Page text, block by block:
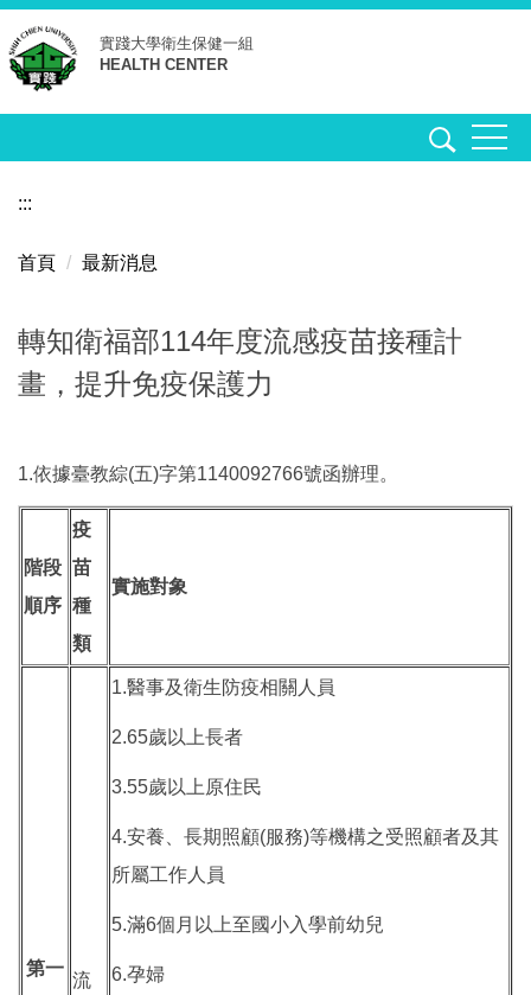
跳
到
主
要
區
實踐大學衛生保健一組
HEALTH CENTER
:::
首頁 最新消息
轉知衛福部114年度流感疫苗接種計
畫，提升免疫保護力
1.依據臺教綜(五)字第1140092766號函辦理。
階段
順序
疫
苗
種
類
實施對象
第一
流
1.醫事及衛生防疫相關人員
2.65歲以上長者
3.55歲以上原住民
4.安養、長期照顧(服務)等機構之受照顧者及其
所屬工作人員
5.滿6個月以上至國小入學前幼兒
6.孕婦